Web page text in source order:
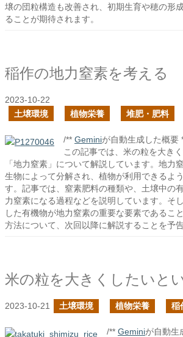
壌の団粒構造も改善され、初期生育や穂の形
ることが期待されます。
稲作の地力窒素を考える
2023-10-22
土壌環境
植物栄養 堆肥・肥料
/** Geminiが自動生成した概要
この記事では、米の粒を大き
「地力窒素」について解説しています。地力
生物によって分解され、植物が利用できるよ
す。記事では、窒素肥料の種類や、土壌中の
力窒素になる過程などを説明しています。そ
した有機物が地力窒素の重要な要素であるこ
方法について、次回以降に解説することを予
2023-10-21 土壌環境 植物栄養 稲
/** Geminiが自動生